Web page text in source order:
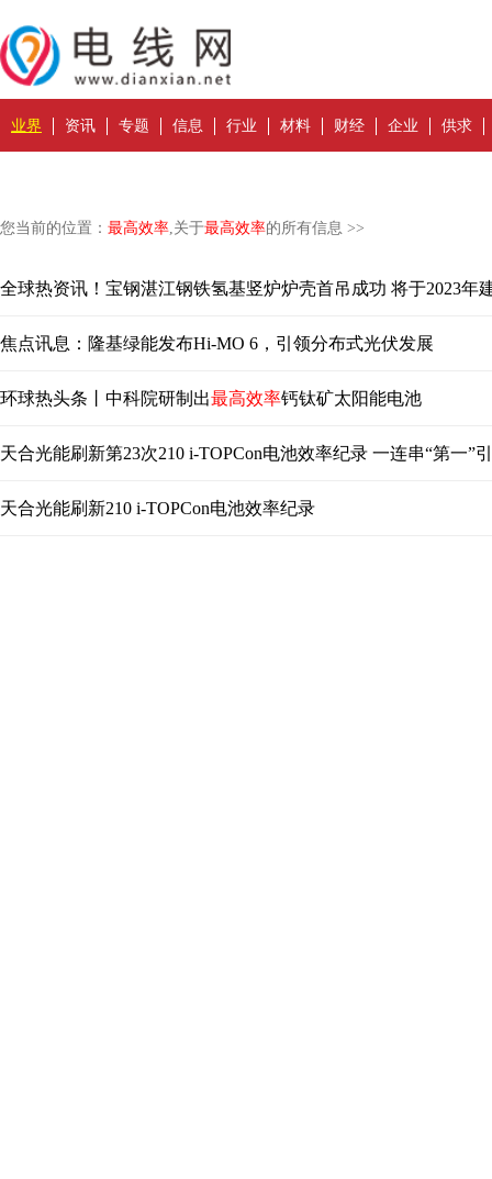
业界 资讯 专题 信息 行业 材料 财经 企业 供求
您当前的位置： 最高效率,关于最高效率的所有信息 >>
全球热资讯！宝钢湛江钢铁氢基竖炉炉壳首吊成功 将于2023年
焦点讯息：隆基绿能发布Hi-MO 6，引领分布式光伏发展
环球热头条丨中科院研制出最高效率钙钛矿太阳能电池
天合光能刷新第23次210 i-TOPCon电池效率纪录 一连串“第一”
天合光能刷新210 i-TOPCon电池效率纪录